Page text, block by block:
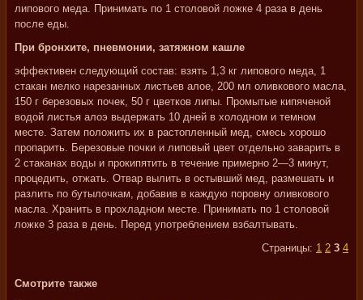
липового меда. Принимать по 1 столовой ложке 4 раза в день
после еды.
При бронхите, пневмонии, затяжном кашле
эффективен следующий состав: взять 1,3 кг липового меда, 1
стакан мелко нарезанных листьев алое, 200 мл оливкового масла,
150 г березовых почек, 50 г цветков липы. Промытые кипяченой
водой листья алоэ выдержать 10 дней в холодном и темном
месте. Затем положить их в растопленный мед, смесь хорошо
пропарить. Березовые почки и липовый цвет отдельно заварить в
2 стаканах воды и прокипятить в течение примерно 2—3 минут,
процедить, отжать. Отвар вылить в остывший мед, размешать и
разлить по бутылочкам, добавив в каждую поровну оливкового
масла. Хранить в прохладном месте. Принимать по 1 столовой
ложке 3 раза в день. Перед употреблением взбалтывать.
Страницы: 1 2 3 4
Смотрите также